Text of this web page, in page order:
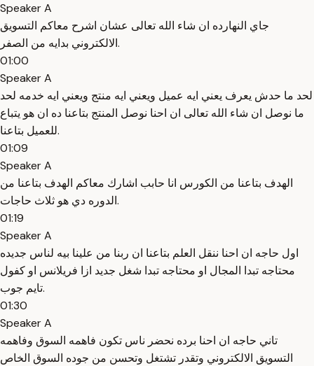
Speaker A
جاي النهارده ان شاء الله تعالى عشان اشرح معاكم التسويق
الالكتروني بدايه من الصفر.
01:00
Speaker A
لحد ما حدش يعرف يعني ايه عميل ويعني ايه منتج ويعني ايه خدمه لحد
ما نوصل ان شاء الله تعالى ان احنا نوصل المنتج بتاعنا ده ان هو يتباع
للعميل بتاعنا.
01:09
Speaker A
الهدف بتاعنا من الكورس انا حابب اشارك معاكم الهدف بتاعنا من
الدوره دي هو ثلاث حاجات.
01:19
Speaker A
اول حاجه ان احنا ننقل العلم بتاعنا ان ربنا من علينا بيه لناس جديده
محتاجه تبدا المجال او محتاجه تبدا شغل جديد ازا فريلانس او كفول
تايم جوب.
01:30
Speaker A
تاني حاجه ان احنا برده نحضر ناس تكون فاهمه السوق وفاهمه
التسويق الالكتروني وتقدر تشتغل وتحسن من جوده السوق الخاص